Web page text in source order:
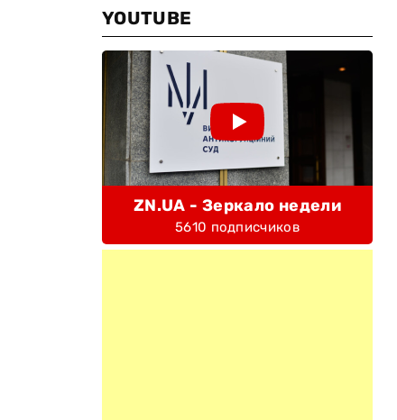
YOUTUBE
ZN.UA - Зеркало недели
5610 подписчиков